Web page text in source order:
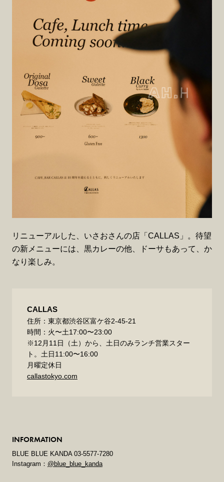
リニューアルした、いさおさんの店「CALLAS」。待望
の新メニューには、黒カレーの他、ドーサもあって、か
なり楽しみ。
CALLAS
住所：東京都渋谷区富ケ谷2-45-21
時間：火〜土17:00〜23:00
※12月11日（土）から、土日のみランチ営業スター
ト。土日11:00〜16:00
月曜定休日
callastokyo.com
INFORMATION
BLUE BLUE KANDA 03-5577-7280
Instagram： @blue_blue_kanda